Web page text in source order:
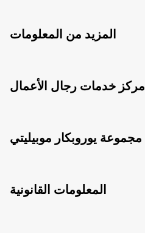
المزيد من المعلومات
مركز خدمات رجال الأعمال
مجموعة يوروبكار موبيليتي
المعلومات القانونية